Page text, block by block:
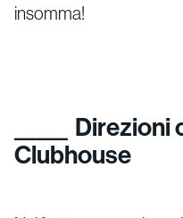
insomma!
Direzioni
Clubhouse